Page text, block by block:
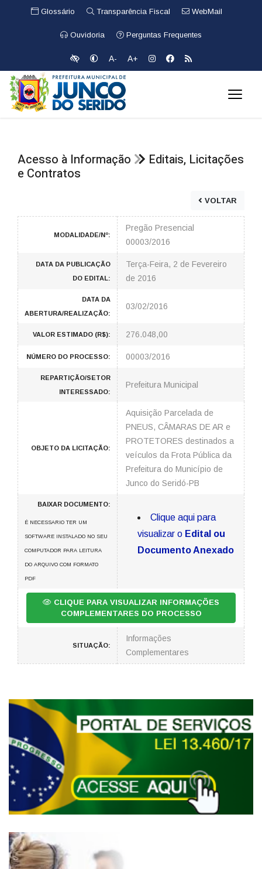
Glossário Transparência Fiscal WebMail
Ouvidoria Perguntas Frequentes
A- A+
Acesso à Informação
Editais, Licitações
e Contratos
VOLTAR
MODALIDADE/Nº:
Pregão Presencial
00003/2016
DATA DA PUBLICAÇÃO
DO EDITAL:
Terça-Feira, 2 de Fevereiro
de 2016
DATA DA
ABERTURA/REALIZAÇÃO:
03/02/2016
VALOR ESTIMADO (R$): 276.048,00
NÚMERO DO PROCESSO: 00003/2016
REPARTIÇÃO/SETOR
INTERESSADO:
Prefeitura Municipal
OBJETO DA LICITAÇÃO:
Aquisição Parcelada de
PNEUS, CÂMARAS DE AR e
PROTETORES destinados a
veículos da Frota Pública da
Prefeitura do Município de
Junco do Seridó-PB
BAIXAR DOCUMENTO:
É NECESSARIO TER UM
SOFTWARE INSTALADO NO SEU
COMPUTADOR PARA LEITURA
DO ARQUIVO COM FORMATO
PDF
Clique aqui para
visualizar o Edital ou
Documento Anexado
CLIQUE PARA VISUALIZAR INFORMAÇÕES
COMPLEMENTARES DO PROCESSO
SITUAÇÃO:
Informações
Complementares